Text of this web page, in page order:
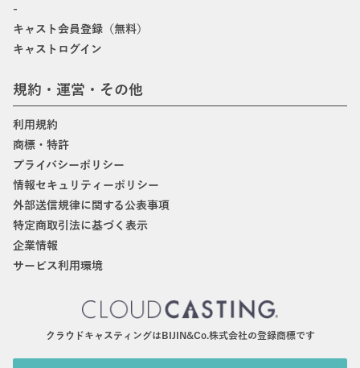
-
キャスト会員登録（無料）
キャストログイン
規約・運営・その他
利用規約
商標・特許
プライバシーポリシー
情報セキュリティーポリシー
外部送信規律に関する公表事項
特定商取引法に基づく表示
企業情報
サービス利用環境
クラウドキャスティングはBIJIN&Co.株式会社の登録商標です